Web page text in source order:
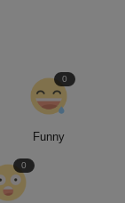
Funny
0
0